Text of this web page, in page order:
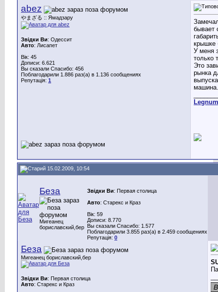
abez
やまざる :: Ямадзару
Звідки Ви: Одессит
Авто: Лисапет
Вік: 45
Дописи: 6.621
Вы сказали Спасибо: 456
Поблагодарили 1.886 раз(а) в 1.136 сообщениях
Репутація: 1
бывает
крышке
У меня
только
Это
рынка
машина.
Legnum
15.02.2009, 10:54
Беза
Мигеанец
бориславский,бер
Звідки Ви: Первая столица
Авто: Старекс и Краз
Вік: 59
Дописи: 8.770
Вы сказали Спасибо: 1.577
Поблагодарили 3.855 раз(а) в 2.459 сообщениях
Репутація: 0
Беза
Мигеанец бориславский,бер
Звідки Ви: Первая столица
Авто: Старекс и Краз